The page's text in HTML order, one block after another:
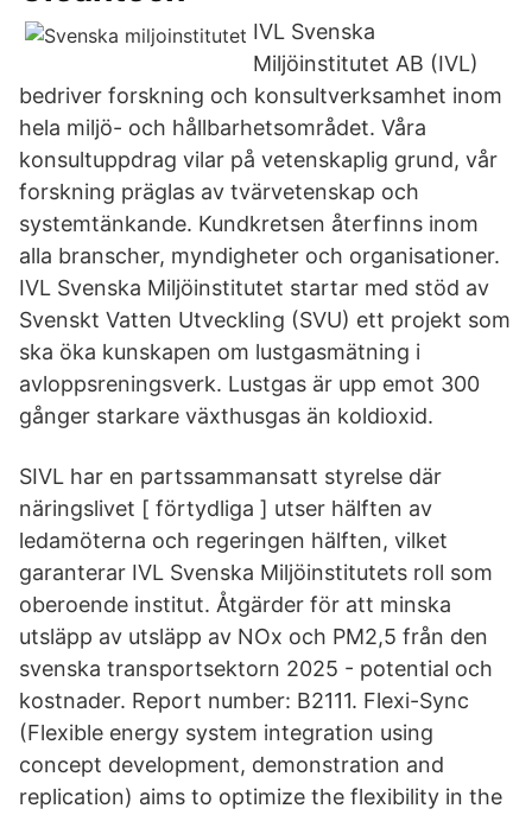
IVL Svenska
Miljöinstitutet AB (IVL)
bedriver forskning och konsultverksamhet inom
hela miljö- och hållbarhetsområdet. Våra
konsultuppdrag vilar på vetenskaplig grund, vår
forskning präglas av tvärvetenskap och
systemtänkande. Kundkretsen återfinns inom
alla branscher, myndigheter och organisationer.
IVL Svenska Miljöinstitutet startar med stöd av
Svenskt Vatten Utveckling (SVU) ett projekt som
ska öka kunskapen om lustgasmätning i
avloppsreningsverk. Lustgas är upp emot 300
gånger starkare växthusgas än koldioxid.
SIVL har en partssammansatt styrelse där
näringslivet [ förtydliga ] utser hälften av
ledamöterna och regeringen hälften, vilket
garanterar IVL Svenska Miljöinstitutets roll som
oberoende institut. Åtgärder för att minska
utsläpp av utsläpp av NOx och PM2,5 från den
svenska transportsektorn 2025 - potential och
kostnader. Report number: B2111. Flexi-Sync
(Flexible energy system integration using
concept development, demonstration and
replication) aims to optimize the flexibility in the